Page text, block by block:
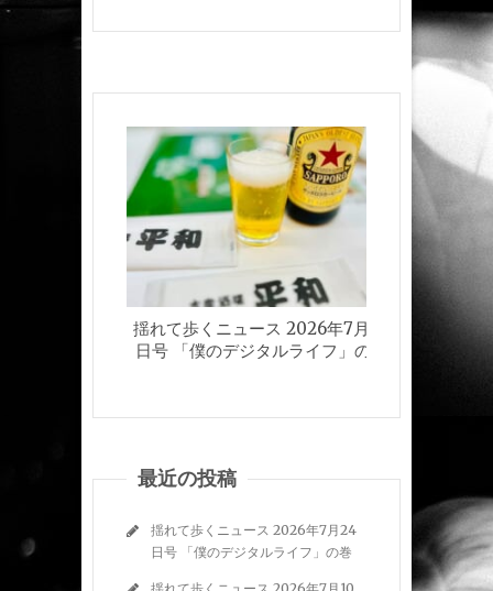
揺れて歩くニュース 2026年7月24
日号 「僕のデジタルライフ」の巻
揺れて
最近の投稿
揺れて歩くニュース 2026年7月24
日号 「僕のデジタルライフ」の巻